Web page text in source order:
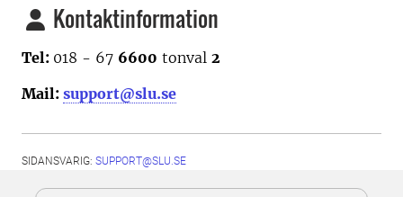
Kontaktinformation
Tel: 018 - 67 6600 tonval 2
Mail: support@slu.se
SIDANSVARIG: SUPPORT@SLU.SE